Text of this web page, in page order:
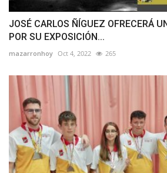
JOSÉ CARLOS ÑÍGUEZ OFRECERÁ
POR SU EXPOSICIÓN...
mazarronhoy Oct 4, 2022 265